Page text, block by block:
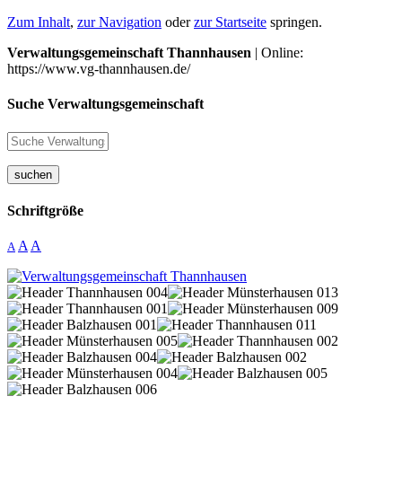
Zum Inhalt, zur Navigation oderzur Startseite springen.
Verwaltungsgemeinschaft Thannhausen | Online:
https://www.vg-thannhausen.de/
Suche Verwaltungsgemeinschaft
suchen
Schriftgröße
A A A